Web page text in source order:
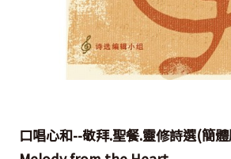
口唱心和--敬拜.聖餐.靈修詩選(簡